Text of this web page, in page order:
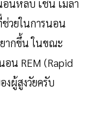
อนหลับ เช่น เมลา
วยในการนอน
ากขึ้น ในขณะ
น REM (Rapid
งผู้สูงวัยครับ